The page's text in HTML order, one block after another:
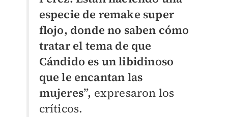
especie de remake super
flojo, donde no saben cómo
tratar el tema de que
Cándido es un libidinoso
que le encantan las
mujeres”, expresaron los
críticos.